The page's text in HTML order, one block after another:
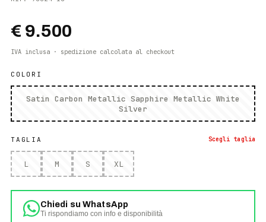
€ 9.500
IVA inclusa · spedizione calcolata al checkout
COLORI
Satin Carbon Metallic Sapphire Metallic White
Silver
TAGLIA Scegli taglia
L M S XL
Chiedi su WhatsApp
Ti rispondiamo con info e disponibilità